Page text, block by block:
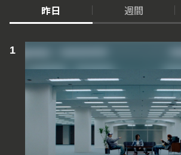
昨日 週間